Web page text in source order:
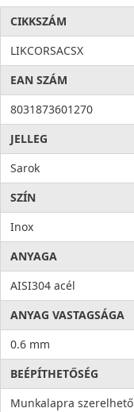
CIKKSZÁM
LIKCORSACSX
EAN SZÁM
8031873601270
JELLEG
Sarok
SZÍN
Inox
ANYAGA
AISI304 acél
ANYAG VASTAGSÁGA
0.6 mm
BEÉPÍTHETŐSÉG
Munkalapra szerelhető